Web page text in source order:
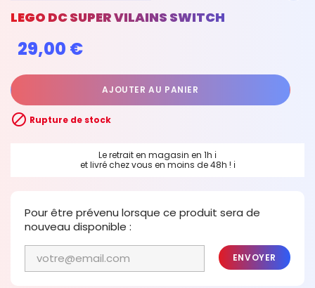
LEGO DC SUPER VILAINS SWITCH
29,00 €
AJOUTER AU PANIER
 Rupture de stock
Le retrait en magasin en 1h ℹ
et livré chez vous en moins de 48h ! ℹ
Pour être prévenu lorsque ce produit sera de
nouveau disponible :
ENVOYER